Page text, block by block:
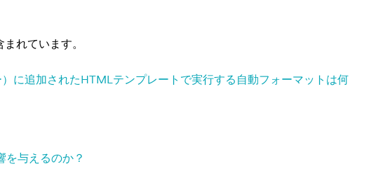
れています。
に追加されたHTMLテンプレートで実行する自動フォーマットは何
与えるのか？